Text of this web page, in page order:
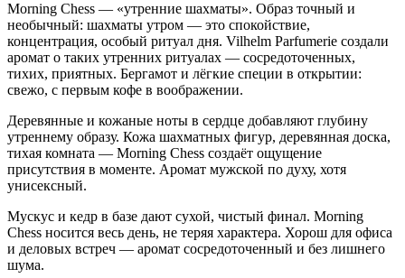
Morning Chess — «утренние шахматы». Образ точный и
необычный: шахматы утром — это спокойствие,
концентрация, особый ритуал дня. Vilhelm Parfumerie создали
аромат о таких утренних ритуалах — сосредоточенных,
тихих, приятных. Бергамот и лёгкие специи в открытии:
свежо, с первым кофе в воображении.
Деревянные и кожаные ноты в сердце добавляют глубину
утреннему образу. Кожа шахматных фигур, деревянная доска,
тихая комната — Morning Chess создаёт ощущение
присутствия в моменте. Аромат мужской по духу, хотя
унисексный.
Мускус и кедр в базе дают сухой, чистый финал. Morning
Chess носится весь день, не теряя характера. Хорош для офиса
и деловых встреч — аромат сосредоточенный и без лишнего
шума.